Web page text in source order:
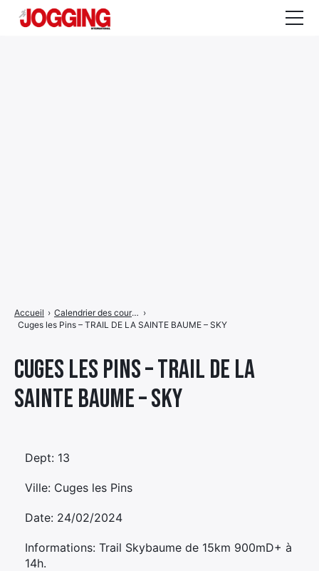
Cuges les Pins – TRAIL DE LA
SAINTE BAUME – SKY
Accueil › Calendrier des courses ›
Cuges les Pins – TRAIL DE LA SAINTE BAUME – SKY
Dept: 13
Ville: Cuges les Pins
Date: 24/02/2024
Informations: Trail Skybaume de 15km 900mD+ à
14h.
de
menu
Élément
de
menu
Élément
de